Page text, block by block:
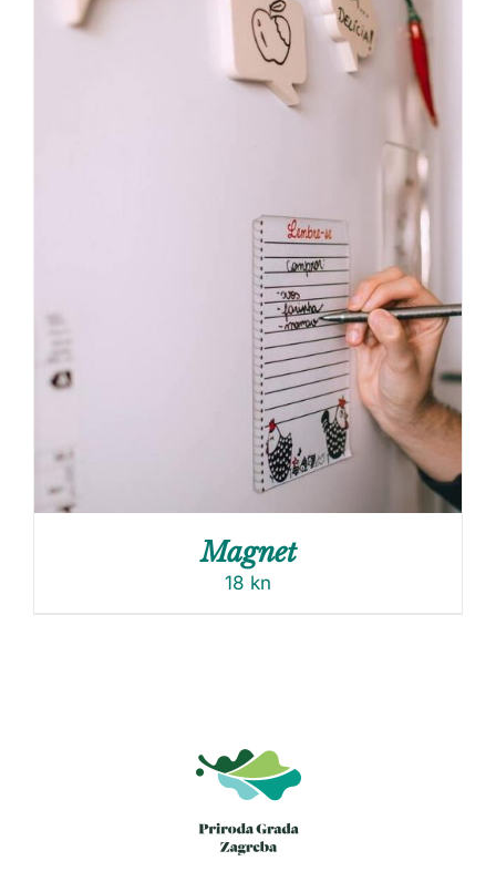
Magnet
18 kn